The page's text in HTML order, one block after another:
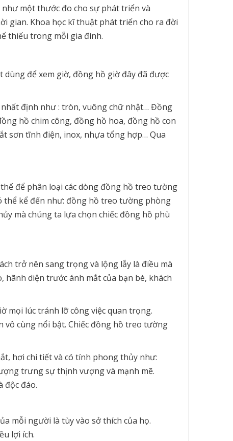
một thước đo cho sự phát triển và
gian. Khoa học kĩ thuật phát triển cho ra đời
thiếu trong mỗi gia đình.
để xem giờ, đồng hồ giờ đây đã được
định như : tròn, vuông chữ nhật… Đồng
hồ chim công, đồng hồ hoa, đồng hồ con
sơn tĩnh điện, inox, nhựa tổng hợp… Qua
để phân loại các dòng đồng hồ treo tường
thể kể đến như: đồng hồ treo tường phòng
mà chúng ta lựa chọn chiếc đồng hồ phù
trở nên sang trọng và lộng lẫy là điều mà
diện trước ánh mắt của bạn bè, khách
mọi lúc tránh lỡ công việc quan trọng.
cùng nổi bật. Chiếc đồng hồ treo tường
hơi chi tiết và có tính phong thủy như:
trưng sự thịnh vượng và mạnh mẽ.
độc đáo.
mỗi người là tùy vào sở thích của họ.
lợi ích.